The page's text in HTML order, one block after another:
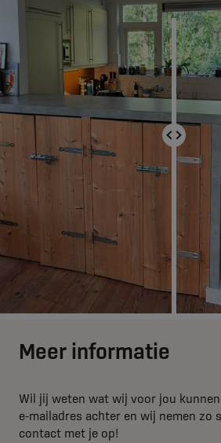
Meer informatie
Wil jij weten wat wij voor jou
e-mailadres achter en wij nemen zo
contact met je op!